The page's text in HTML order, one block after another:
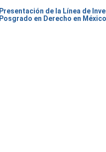
Presentación de la Línea de
Posgrado en Derecho en México